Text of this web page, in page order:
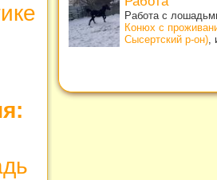
Работа с
Конюх с
Сысертский р-он),